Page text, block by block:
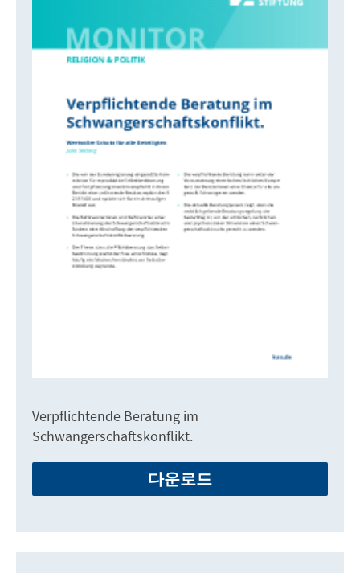
Verpflichtende Beratung im
Schwangerschaftskonflikt.
다운로드